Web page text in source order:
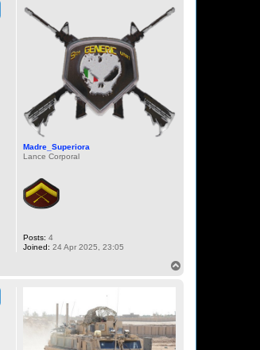
Madre_Superiora
Lance Corporal
Posts: 4
Joined: 24 Apr 2025, 23:05